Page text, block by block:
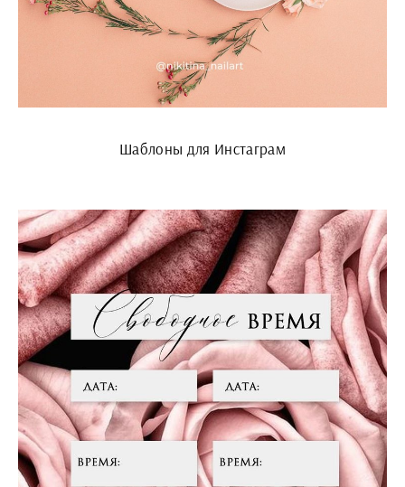
Шаблоны для Инстаграм